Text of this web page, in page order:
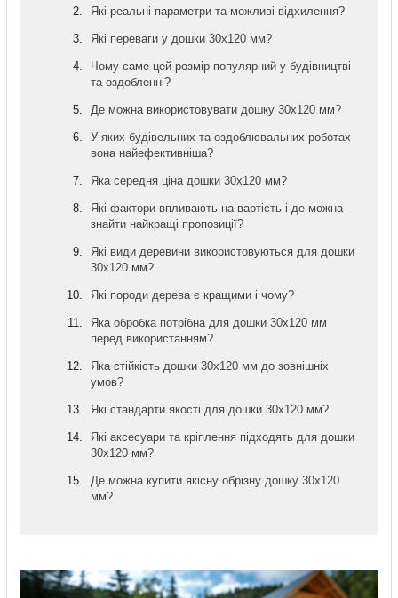
Які реальні параметри та можливі відхилення?
Які переваги у дошки 30х120 мм?
Чому саме цей розмір популярний у будівництві
та оздобленні?
Де можна використовувати дошку 30х120 мм?
У яких будівельних та оздоблювальних роботах
вона найефективніша?
Яка середня ціна дошки 30х120 мм?
Які фактори впливають на вартість і де можна
знайти найкращі пропозиції?
Які види деревини використовуються для дошки
30х120 мм?
Які породи дерева є кращими і чому?
Яка обробка потрібна для дошки 30х120 мм
перед використанням?
Яка стійкість дошки 30х120 мм до зовнішніх
умов?
Які стандарти якості для дошки 30х120 мм?
Які аксесуари та кріплення підходять для дошки
30х120 мм?
Де можна купити якісну обрізну дошку 30х120
мм?